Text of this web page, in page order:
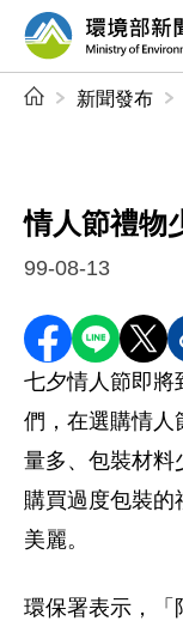
前往中央內容區
環境部
新聞發布
情人節禮物
99-08-13
分享至分享到
分
七夕情人節即將
們，在選購情人
量多、包裝材料
購買過度包裝的
美麗。
環保署表示，「